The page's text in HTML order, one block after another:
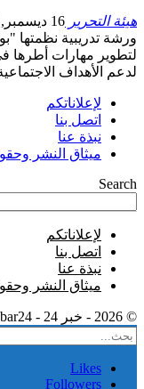
هيئة التحرير 16 ديسمبر, 2024
ورشة تدريبية نظمتها
لتطوير مهارات أطرها
لدعم الأهداف
لإعلاناتكم
اتصل بنا
نبذة عنا
ميثاق النشر
Search
لإعلاناتكم
اتصل بنا
نبذة عنا
ميثاق النشر
© 2026 - خبر 24 - khabar24. جميع الحقوق محفوظة.
Likes
Followers